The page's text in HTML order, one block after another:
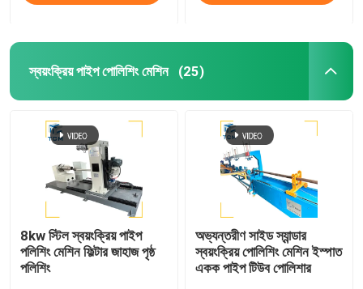
স্বয়ংক্রিয় পাইপ পোলিশিং মেশিন (25)
8kw স্টিল স্বয়ংক্রিয় পাইপ
পলিশিং মেশিন ফিল্টার জাহাজ পৃষ্ঠ
পলিশিং
অভ্যন্তরীণ সাইড স্যান্ডার
স্বয়ংক্রিয় পোলিশিং মেশিন ইস্পাত
একক পাইপ টিউব পোলিশার